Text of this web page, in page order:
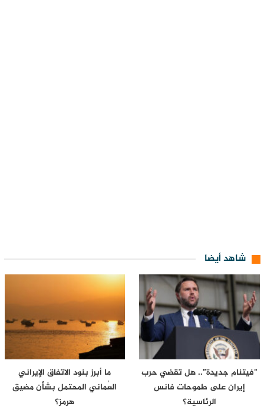
شاهد أيضا
“فيتنام جديدة”.. هل تقضي حرب
إيران على طموحات فانس
الرئاسية؟
ما أبرز بنود الاتفاق الإيراني
العُماني المحتمل بشأن مضيق
هرمز؟